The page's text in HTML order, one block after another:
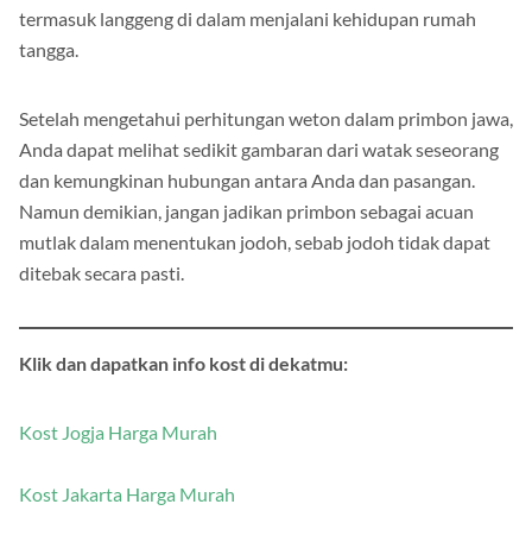
termasuk langgeng di dalam menjalani kehidupan rumah
tangga.
Setelah mengetahui perhitungan weton dalam primbon jawa,
Anda dapat melihat sedikit gambaran dari watak seseorang
dan kemungkinan hubungan antara Anda dan pasangan.
Namun demikian, jangan jadikan primbon sebagai acuan
mutlak dalam menentukan jodoh, sebab jodoh tidak dapat
ditebak secara pasti.
Klik dan dapatkan info kost di dekatmu:
Kost Jogja Harga Murah
Kost Jakarta Harga Murah